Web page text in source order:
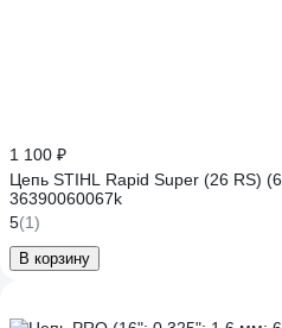
1 100 ₽
Цепь STIHL Rapid Super (26 RS)
36390060067k
5(1)
В корзину